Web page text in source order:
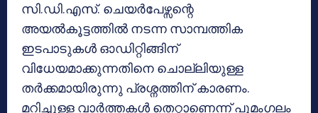
സി.ഡി.എസ്. ചെയര്‍പേഴ്സന്റെ
അയല്‍കൂട്ടത്തില്‍ നടന്ന സാമ്പത്തിക
ഇടപാടുകള്‍ ഓഡിറ്റിങ്ങിന്
വിധേയമാക്കുന്നതിനെ ചൊല്ലിയുള്ള
തര്‍ക്കമായിരുന്നു പ്രശ്നത്തിന് കാരണം.
മറിച്ചുള്ള വാര്‍ത്തകള്‍ തെറ്റാണെന്ന് പൂമംഗലം